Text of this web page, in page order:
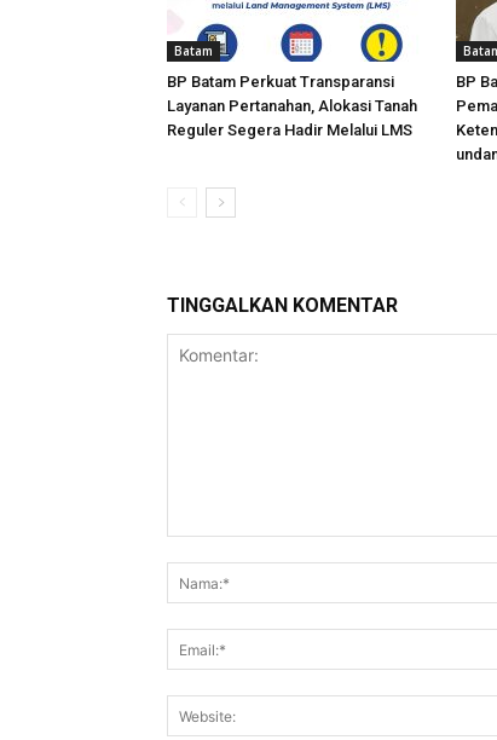
Batam
BP Batam Perkuat Transparansi
Layanan Pertanahan, Alokasi Tanah
Reguler Segera Hadir Melalui LMS
BP
TINGGALKAN KOMENTAR